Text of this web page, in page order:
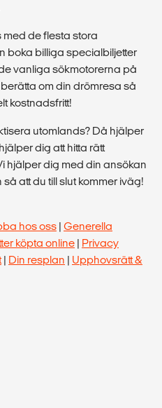
med de flesta stora
boka billiga specialbiljetter
vanliga sökmotorerna på
om din drömresa så
kostnadsfritt!
utomlands? Då hjälper
dig att hitta rätt
hjälper dig med din ansökan
att du till slut kommer iväg!
hos oss | Generella
köpta online | Privacy
| Din resplan | Upphovsrätt &